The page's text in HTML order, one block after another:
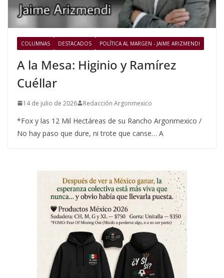
COLUMNAS DESTACADOS POLÍTICA AL MARGEN - JAIME ARIZMENDI
A la Mesa: Higinio y Ramírez
Cuéllar
14 de julio de 2026 Redacción Argonmexico
*Fox y las 12 Mil Hectáreas de su Rancho Argonmexico /
No hay paso que dure, ni trote que canse… A